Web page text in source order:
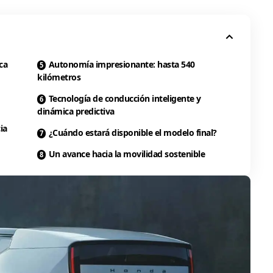
Autonomía impresionante: hasta 540
kilómetros
Tecnología de conducción inteligente y
dinámica predictiva
¿Cuándo estará disponible el modelo final?
Un avance hacia la movilidad sostenible